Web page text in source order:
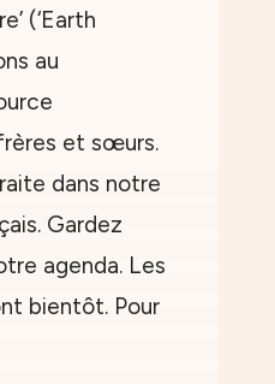
(‘Earth
au
et sœurs.
dans notre
Gardez
agenda. Les
bientôt. Pour